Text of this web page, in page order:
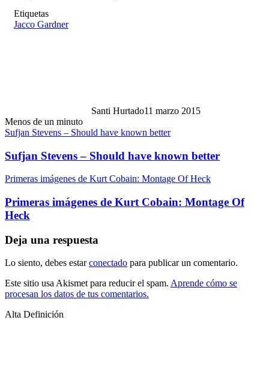
Etiquetas
Jacco Gardner
Santi Hurtado11 marzo 2015
Menos de un minuto
Sufjan Stevens – Should have known better
Sufjan Stevens – Should have known better
Primeras imágenes de Kurt Cobain: Montage Of Heck
Primeras imágenes de Kurt Cobain: Montage Of
Heck
Deja una respuesta
Lo siento, debes estarconectado para publicar un comentario.
Este sitio usa Akismet para reducir el spam. Aprende cómo se
procesan los datos de tus comentarios.
Alta Definición